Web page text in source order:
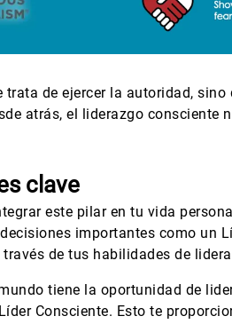
trata de ejercer la autoridad,
atrás, el liderazgo consciente
clave
este pilar en tu vida
importantes como un
de tus habilidades de
tiene la oportunidad de
Consciente. Esto te